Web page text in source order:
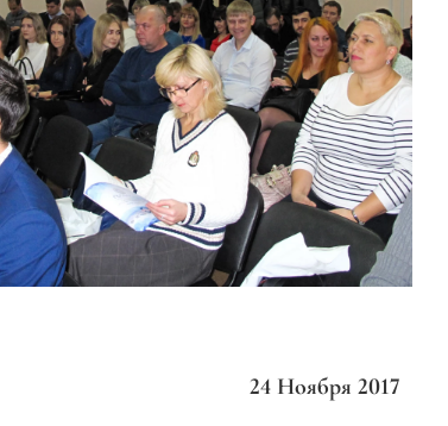
24 Ноября 2017